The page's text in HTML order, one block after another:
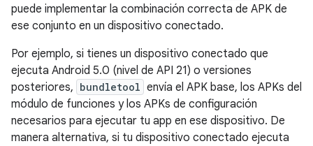
puede implementar la combinación correcta de APK de
ese conjunto en un dispositivo conectado.
Por ejemplo, si tienes un dispositivo conectado que
ejecuta Android 5.0 (nivel de API 21) o versiones
posteriores, bundletool envía el APK base, los APKs del
módulo de funciones y los APKs de configuración
necesarios para ejecutar tu app en ese dispositivo. De
manera alternativa, si tu dispositivo conectado ejecuta